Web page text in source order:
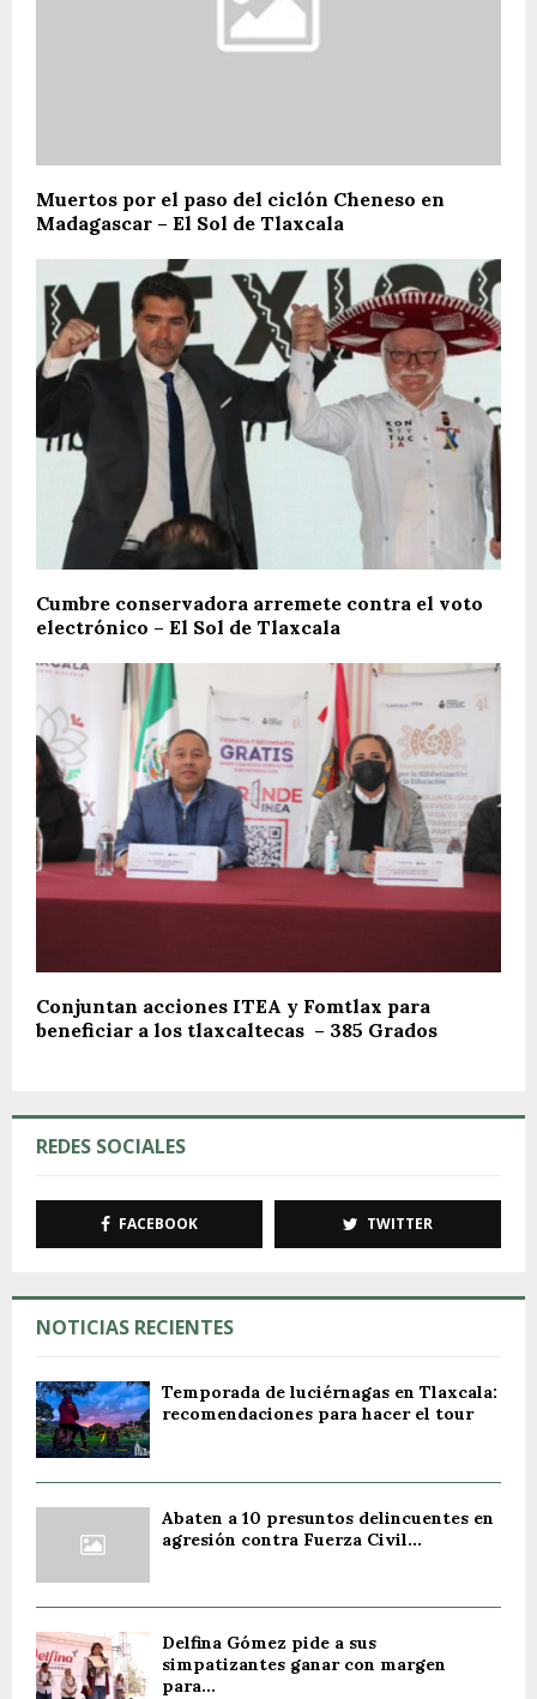
Muertos por el paso del ciclón Cheneso en
Madagascar – El Sol de Tlaxcala
Cumbre conservadora arremete contra el voto
electrónico – El Sol de Tlaxcala
Conjuntan acciones ITEA y Fomtlax para
beneficiar a los tlaxcaltecas – 385 Grados
REDES SOCIALES
FACEBOOK TWITTER
NOTICIAS RECIENTES
Temporada de luciérnagas en Tlaxcala:
recomendaciones para hacer el tour
Abaten a 10 presuntos delincuentes en
agresión contra Fuerza Civil...
Delfina Gómez pide a sus
simpatizantes ganar con margen
para...